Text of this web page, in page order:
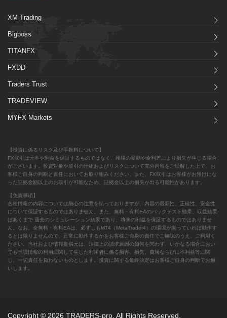
XM Trading
Bigboss
TITANFX
FXDD
Traders Trust
TRADEVIEW
MYFX Markets
【投資に係るリスク及び手数料について】
FX取引は元本や利益を保証するものではなく、相場の変動や金利差により損失が生じる場合
がございます。投資対象や取引の仕組およびリスクについて充分内容をご理解した上で、お
客様ご自身の判断と責任においてお取り組みください。また、FX取引はお客様がお預けにな
った証拠金額以上のお取引が可能なため、証拠金以上の損失が出る可能性があります。
【免責事項】
各種情報の内容については細心の注意を払っておりますが、内容の最新性、正確性、安全性
について保証するものではありません。また、無料・有料EAのバックテスト結果、収益結果
はあくまで 過去のシミュレーション結果であり、将来の利益を保証するものではありませ
ん。なお、全無料・有料EAは、必ずしもMT4（MetaTrader4）の環境が揃っていれば動作す
るとは限りませんので、正常に動作するかをお客様ご自身の責任でご確認のうえ、ご利用く
ださい。当社および情報提供元は、法律上の請求原因の如何を問わず、いかなる場合におい
ても当該情報の利用に関して生じた利用者に係る損害、損失、費用ならびに不利益等に関
し、一切責任を負わないものとします。投資に関する最終決定はお客様ご自身の判断でお願
いします。
Copyright © 2026 TRADERS-pro. All Rights Reserved.